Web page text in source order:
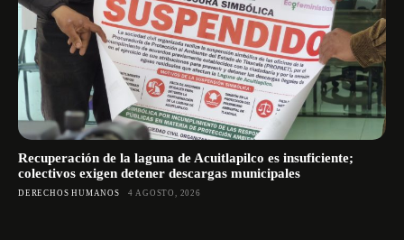
Recuperación de la laguna de Acuitlapilco es insuficiente;
colectivos exigen detener descargas municipales
DERECHOS HUMANOS 4 AGOSTO, 2026